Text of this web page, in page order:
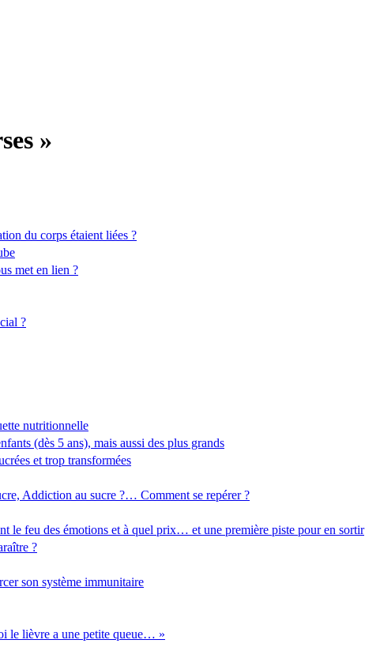
»
du corps étaient liées ?
met en lien ?
?
nutritionnelle
(dès 5 ans), mais aussi des plus grands
et trop transformées
Addiction au sucre ?… Comment se repérer ?
le feu des émotions et à quel prix… et une première piste pour en sortir
?
son système immunitaire
le lièvre a une petite queue… »